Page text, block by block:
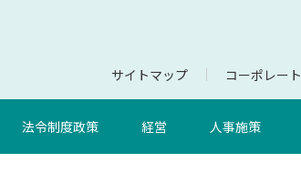
サイトマップ コーポレー
法令制度政策 経営 人事施策